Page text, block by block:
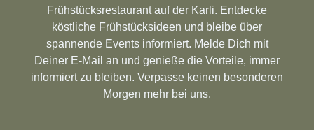
Frühstücksrestaurant auf der Karli. Entdecke
köstliche Frühstücksideen und bleibe über
spannende Events informiert. Melde Dich mit
Deiner E-Mail an und genieße die Vorteile, immer
informiert zu bleiben. Verpasse keinen besonderen
Morgen mehr bei uns.